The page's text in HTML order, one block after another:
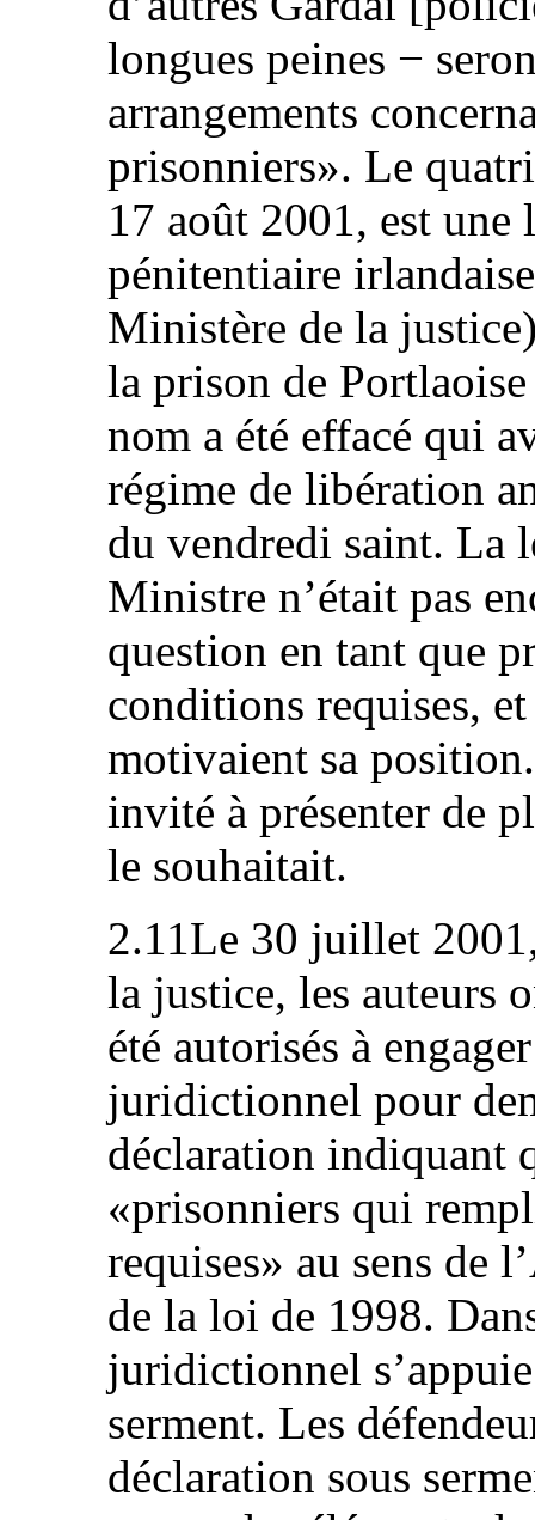
longues peines −
arrangements
prisonniers». Le
17 août 2001, est
pénitentiaire
Ministère de la
la prison de
nom a été effacé qui
régime de libération
du vendredi saint. La
Ministre n’était pas
question en tant que
conditions requises,
motivaient sa
invité à présenter de
le souhaitait.
2.11Le 30 juillet
la justice, les auteurs
été autorisés à
juridictionnel pour
déclaration indiquant
«prisonniers qui
requises» au sens de
de la loi de 1998.
juridictionnel
serment. Les
déclaration sous